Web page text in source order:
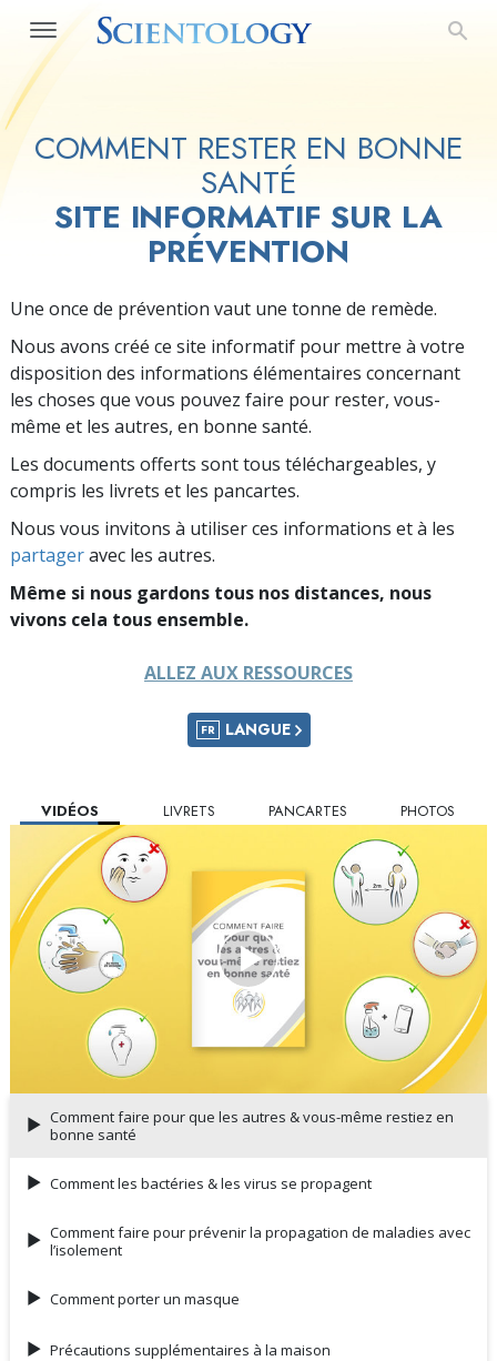
COMMENT RESTER EN BONNE
SANTÉ
SITE INFORMATIF SUR LA
PRÉVENTION
Une once de prévention vaut une tonne de remède.
Nous avons créé ce site informatif pour mettre à votre
disposition des informations élémentaires concernant
les choses que vous pouvez faire pour rester, vous-
même et les autres, en bonne santé.
Les documents offerts sont tous téléchargeables, y
compris les livrets et les pancartes.
Nous vous invitons à utiliser ces informations et à les
partageravec les autres.
Même si nous gardons tous nos distances, nous
vivons cela tous ensemble.
ALLEZ AUX RESSOURCES
FR LANGUE
VIDÉOS LIVRETS PANCARTES PHOTOS
Play
Video
Comment faire pour que les autres & vous-même restiez en
bonne santé
Comment les bactéries & les virus se propagent
Comment faire pour prévenir la propagation de maladies avec
l’isolement
Comment porter un masque
Précautions supplémentaires à la maison